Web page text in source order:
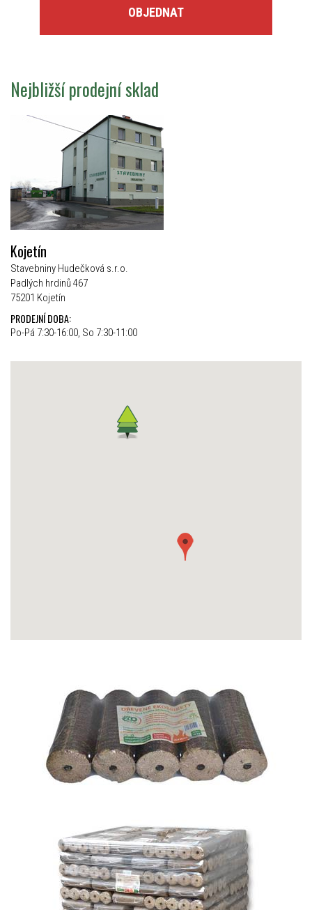
OBJEDNAT
Nejbližší prodejní sklad
Kojetín
Stavebniny Hudečková s.r.o.
Padlých hrdinů 467
75201 Kojetín
PRODEJNÍ DOBA:
Po-Pá 7:30-16:00, So 7:30-11:00